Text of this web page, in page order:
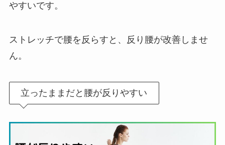
やすいです。
ストレッチで腰を反らすと、反り腰が改善しませ
ん。
立ったままだと腰が反りやすい